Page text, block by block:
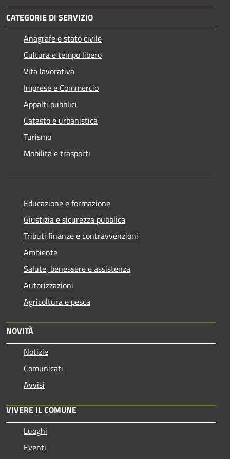
CATEGORIE DI SERVIZIO
Anagrafe e stato civile
Cultura e tempo libero
Vita lavorativa
Imprese e Commercio
Appalti pubblici
Catasto e urbanistica
Turismo
Mobilità e trasporti
Educazione e formazione
Giustizia e sicurezza pubblica
Tributi,finanze e contravvenzioni
Ambiente
Salute, benessere e assistenza
Autorizzazioni
Agricoltura e pesca
NOVITÀ
Notizie
Comunicati
Avvisi
VIVERE IL COMUNE
Luoghi
Eventi